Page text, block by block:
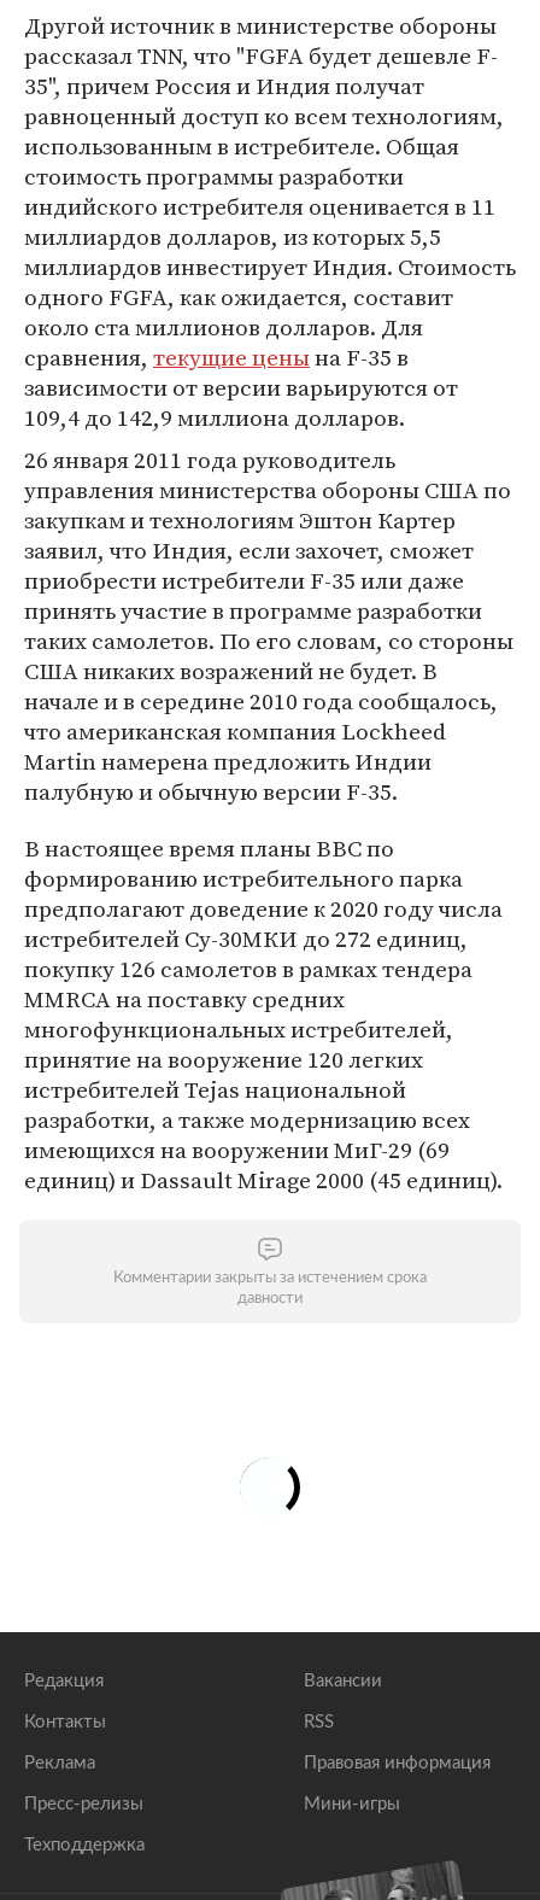
Другой источник в министерстве обороны
рассказал TNN, что "FGFA будет дешевле F-
35", причем Россия и Индия получат
равноценный доступ ко всем технологиям,
использованным в истребителе. Общая
стоимость программы разработки
индийского истребителя оценивается в 11
миллиардов долларов, из которых 5,5
миллиардов инвестирует Индия. Стоимость
одного FGFA, как ожидается, составит
около ста миллионов долларов. Для
сравнения, текущие ценына F-35 в
зависимости от версии варьируются от
109,4 до 142,9 миллиона долларов.
26 января 2011 года руководитель
управления министерства обороны США по
закупкам и технологиям Эштон Картер
заявил, что Индия, если захочет, сможет
приобрести истребители F-35 или даже
принять участие в программе разработки
таких самолетов. По его словам, со стороны
США никаких возражений не будет. В
начале и в середине 2010 года сообщалось,
что американская компания Lockheed
Martin намерена предложить Индии
палубную и обычную версии F-35.
В настоящее время планы ВВС по
формированию истребительного парка
предполагают доведение к 2020 году числа
истребителей Су-30МКИ до 272 единиц,
покупку 126 самолетов в рамках тендера
MMRCA на поставку средних
многофункциональных истребителей,
принятие на вооружение 120 легких
истребителей Tejas национальной
разработки, а также модернизацию всех
имеющихся на вооружении МиГ-29 (69
единиц) и Dassault Mirage 2000 (45 единиц).
Комментарии закрыты за истечением срока
давности
Редакция
Контакты
Реклама
Пресс-релизы
Техподдержка
Вакансии
RSS
Правовая информация
Мини-игры